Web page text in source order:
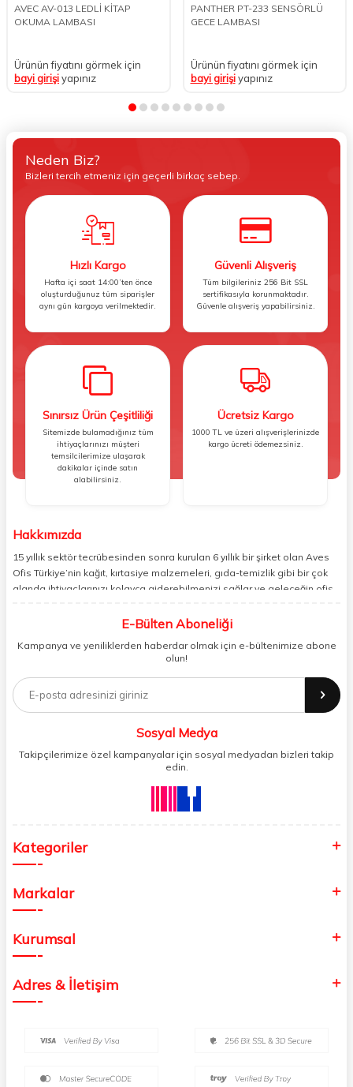
AVEC AV-013 LEDLİ KİTAP
OKUMA LAMBASI
Ürünün fiyatını görmek için
bayi girişiyapınız
PANTHER PT-233 SENSÖRLÜ
GECE LAMBASI
Ürünün fiyatını görmek için
bayi girişiyapınız
Neden Biz?
Bizleri tercih etmeniz için geçerli birkaç sebep.
Hızlı Kargo
Hafta içi saat 14:00’ten önce
oluşturduğunuz tüm siparişler
aynı gün kargoya verilmektedir.
Güvenli Alışveriş
Tüm bilgileriniz 256 Bit SSL
sertifikasıyla korunmaktadır.
Güvenle alışveriş yapabilirsiniz.
Sınırsız Ürün Çeşitliliği
Sitemizde bulamadığınız tüm
ihtiyaçlarınızı müşteri
temsilcilerimize ulaşarak
dakikalar içinde satın
alabilirsiniz.
Ücretsiz Kargo
1000 TL ve üzeri alışverişlerinizde
kargo ücreti ödemezsiniz.
Hakkımızda
15 yıllık sektör tecrübesinden sonra kurulan 6 yıllık bir şirket olan Aves
Ofis Türkiye’nin kağıt, kırtasiye malzemeleri, gıda-temizlik gibi bir çok
alanda ihtiyaçlarınızı kolayca giderebilmenizi sağlar ve geleceğin ofis
veya yaşam alanınızın tüm ihtiyaçlarını yüksek kalitedeki ürünleriyle
şirket ve işyeri yönetimini her zamankinden daha profesyonel bir hâle
kolayca karşılayabileceğiniz Aves , kaliteli ürünleri minimum sürede
tedarik edebilmenizi sağlar.
E-Bülten Aboneliği
Kampanya ve yeniliklerden haberdar olmak için e-bültenimize abone
olun!
Sosyal Medya
Takipçilerimize özel kampanyalar için sosyal medyadan bizleri takip
edin.
Kategoriler
Markalar
Kurumsal
Adres & İletişim